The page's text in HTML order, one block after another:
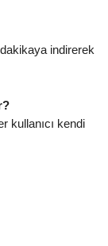
indirerek
kullanıcı kendi